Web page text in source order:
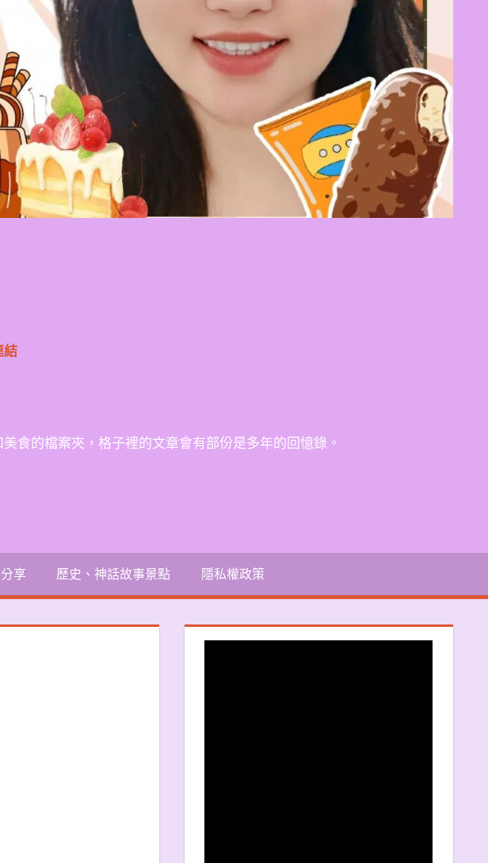
結
食的檔案夾，格子裡的文章會有部份是多年的回憶錄。
享 歷史、神話故事景點 隱私權政策